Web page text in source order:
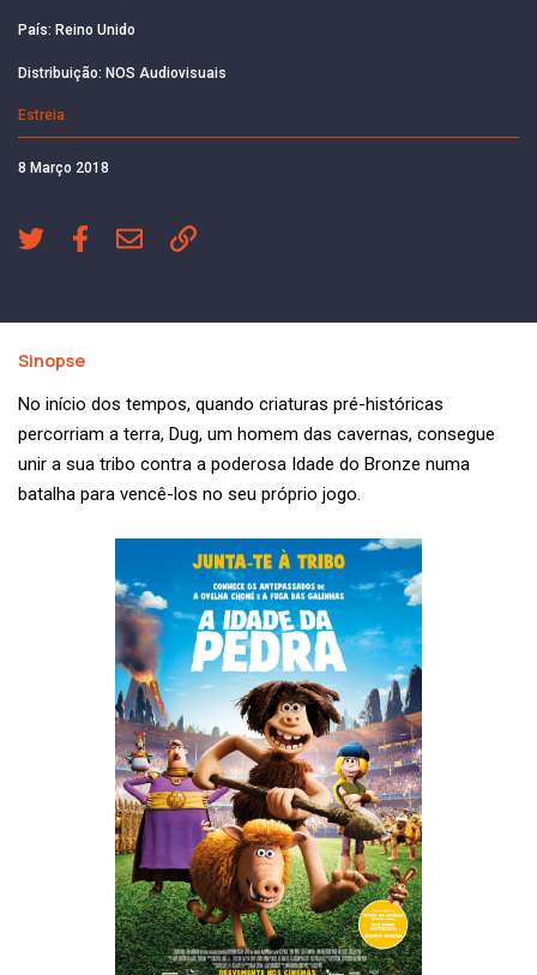
País: Reino Unido
Distribuição: NOS Audiovisuais
Estreia
8 Março 2018
Sinopse
No início dos tempos, quando criaturas pré-históricas
percorriam a terra, Dug, um homem das cavernas, consegue
unir a sua tribo contra a poderosa Idade do Bronze numa
batalha para vencê-los no seu próprio jogo.